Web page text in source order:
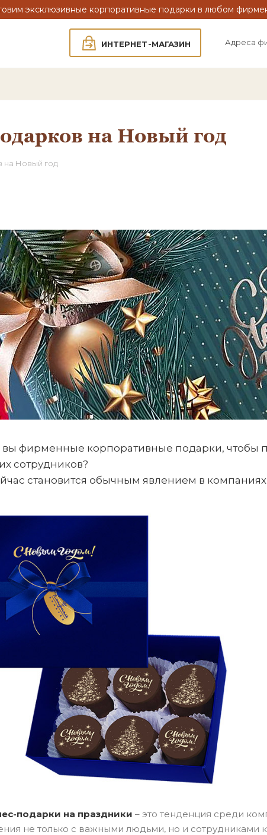
эксклюзивные корпоративные подарки в любом
ИНТЕРНЕТ-МАГАЗИН Адреса
на Новый год
на Новый год
вы фирменные корпоративные подарки, чтобы
сотрудников?
становится обычным явлением в
подарки на праздники – это тенденция среди
не только с важными людьми, но и